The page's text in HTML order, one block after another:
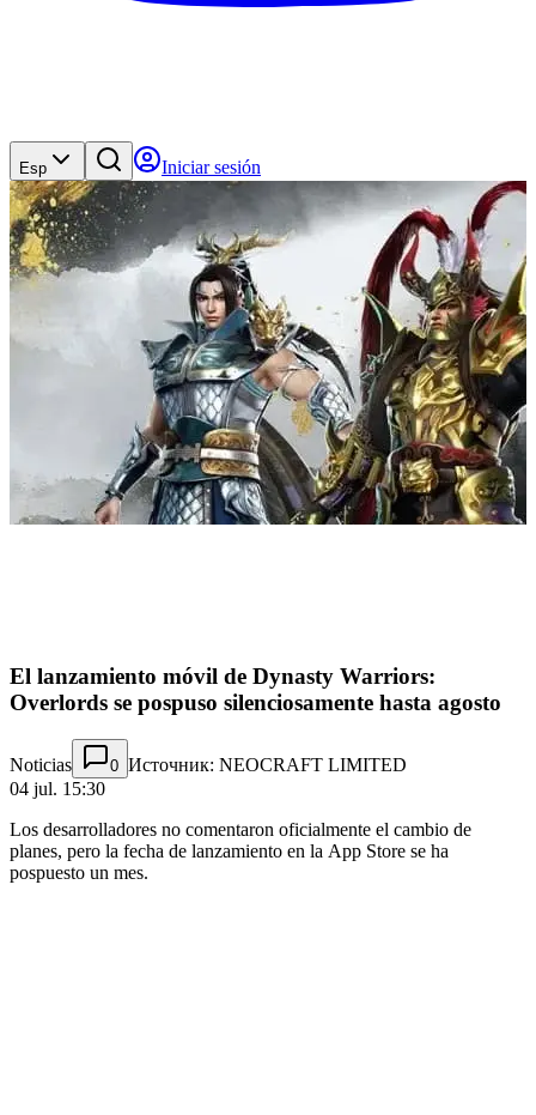
Esp Iniciar sesión
El lanzamiento móvil de Dynasty Warriors:
Overlords se pospuso silenciosamente hasta agosto
Noticias 0 Источник: NEOCRAFT LIMITED
04 jul. 15:30
Los desarrolladores no comentaron oficialmente el cambio de
planes, pero la fecha de lanzamiento en la App Store se ha
pospuesto un mes.